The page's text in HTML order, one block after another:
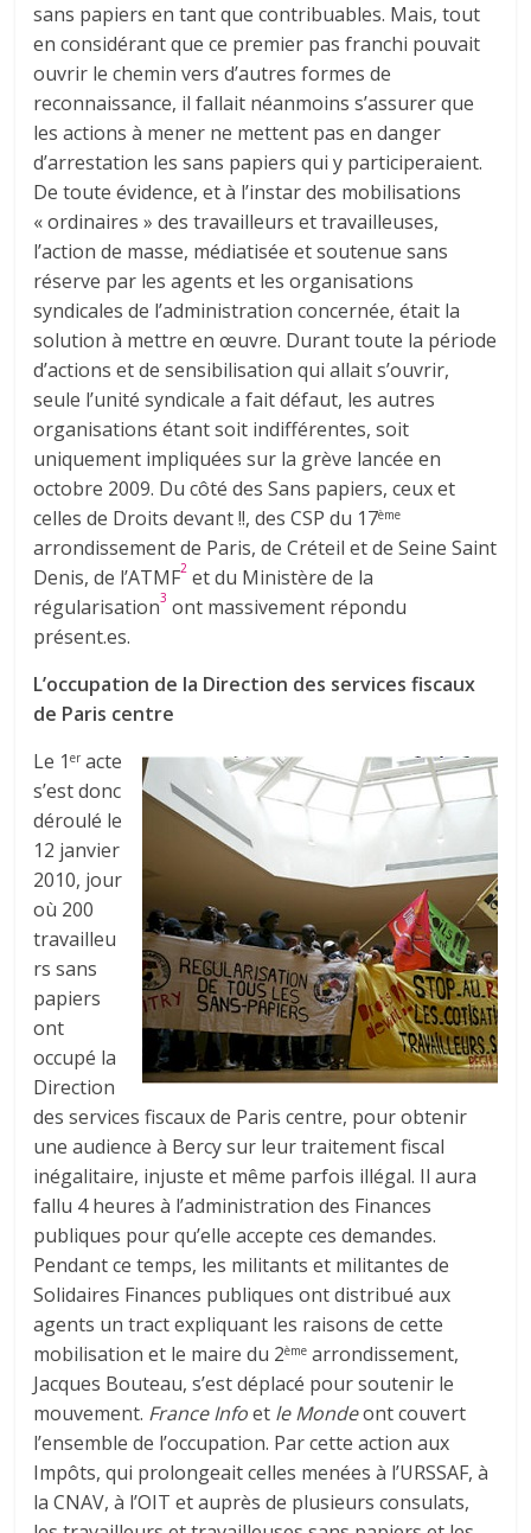
sans papiers en tant que contribuables. Mais, tout
en considérant que ce premier pas franchi pouvait
ouvrir le chemin vers d’autres formes de
reconnaissance, il fallait néanmoins s’assurer que
les actions à mener ne mettent pas en danger
d’arrestation les sans papiers qui y participeraient.
De toute évidence, et à l’instar des mobilisations
« ordinaires » des travailleurs et travailleuses,
l’action de masse, médiatisée et soutenue sans
réserve par les agents et les organisations
syndicales de l’administration concernée, était la
solution à mettre en œuvre. Durant toute la période
d’actions et de sensibilisation qui allait s’ouvrir,
seule l’unité syndicale a fait défaut, les autres
organisations étant soit indifférentes, soit
uniquement impliquées sur la grève lancée en
octobre 2009. Du côté des Sans papiers, ceux et
celles de Droits devant !!, des CSP du 17ème
arrondissement de Paris, de Créteil et de Seine Saint
Denis, de l’ATMF2 et du Ministère de la
régularisation3 ont massivement répondu
présent.es.
L’occupation de la Direction des services fiscaux
de Paris centre
Le 1er acte
s’est donc
déroulé le
12 janvier
2010, jour
où 200
travailleu
rs sans
papiers
ont
occupé la
Direction
des services fiscaux de Paris centre, pour obtenir
une audience à Bercy sur leur traitement fiscal
inégalitaire, injuste et même parfois illégal. Il aura
fallu 4 heures à l’administration des Finances
publiques pour qu’elle accepte ces demandes.
Pendant ce temps, les militants et militantes de
Solidaires Finances publiques ont distribué aux
agents un tract expliquant les raisons de cette
mobilisation et le maire du 2ème arrondissement,
Jacques Bouteau, s’est déplacé pour soutenir le
mouvement. France Infoet le Mondeont couvert
l’ensemble de l’occupation. Par cette action aux
Impôts, qui prolongeait celles menées à l’URSSAF, à
la CNAV, à l’OIT et auprès de plusieurs consulats,